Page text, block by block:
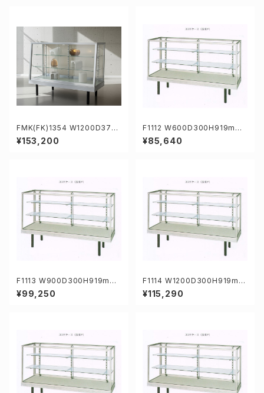
FMK(FK)1354 W1200D375/
450H919mm業務用傾斜ガラ
スケース ショーケース
¥153,200
F1112 W600D300H919mm
業務用ガラスケース ショーケー
ス
¥85,640
F1113 W900D300H919mm
業務用ガラスケース ショーケー
ス
¥99,250
F1114 W1200D300H919mm
業務用ガラスケース ショーケー
ス
¥115,290